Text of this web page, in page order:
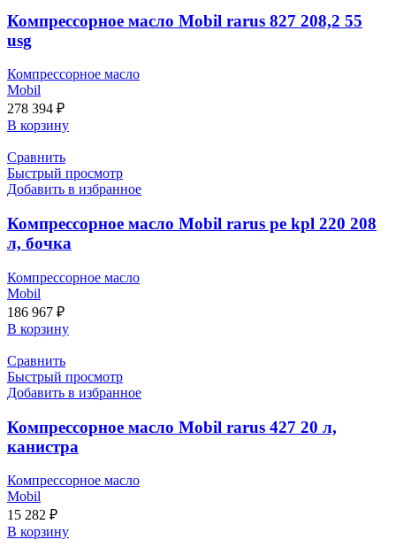
Компрессорное масло Mobil rarus 827 208,2 55
usg
Компрессорное масло
Mobil
278 394 ₽
В корзину
Сравнить
Быстрый просмотр
Добавить в избранное
Компрессорное масло Mobil rarus pe kpl 220 208
л, бочка
Компрессорное масло
Mobil
186 967 ₽
В корзину
Сравнить
Быстрый просмотр
Добавить в избранное
Компрессорное масло Mobil rarus 427 20 л,
канистра
Компрессорное масло
Mobil
15 282 ₽
В корзину